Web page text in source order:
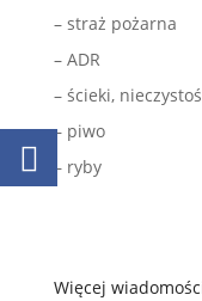
– straż pożarna
– ADR
– ścieki,
– piwo
– ryby
Więcej